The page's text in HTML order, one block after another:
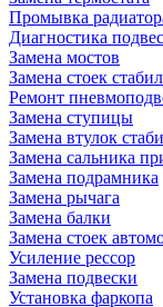
Промывка
Диагностика
Замена мостов
Замена стоек
Ремонт
Замена ступицы
Замена втулок
Замена сальника
Замена подрамника
Замена рычага
Замена балки
Замена стоек
Усиление рессор
Замена подвески
Установка фаркопа